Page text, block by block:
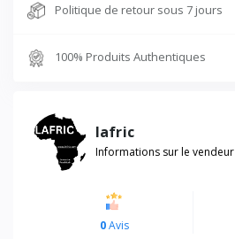
Politique de retour sous 7 jours
100% Produits Authentiques
lafric
Informations sur le vendeur
0Avis